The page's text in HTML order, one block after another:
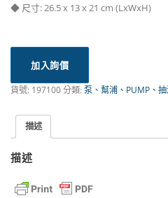
◆ 尺寸: 26.5 x 13 x 21 cm (LxWxH)
加入詢價
貨號: 197100分類:泵、幫浦、PUMP、
描述
描述